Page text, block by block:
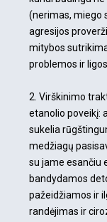
(nerimas, miego
agresijos
mitybos
problemos ir ligos.
2. Virškinimo
etanolio poveikį:
sukelia
medžiagų
su jame esančiu
bandydamos
pažeidžiamos ir
randėjimas ir